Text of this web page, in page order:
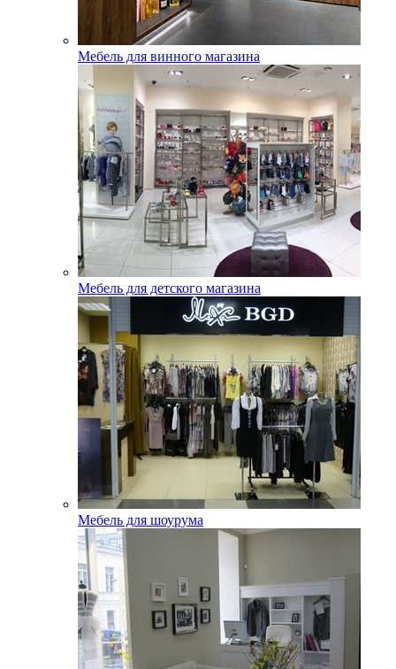
Мебель для винного магазина
Мебель для детского магазина
Мебель для шоурума